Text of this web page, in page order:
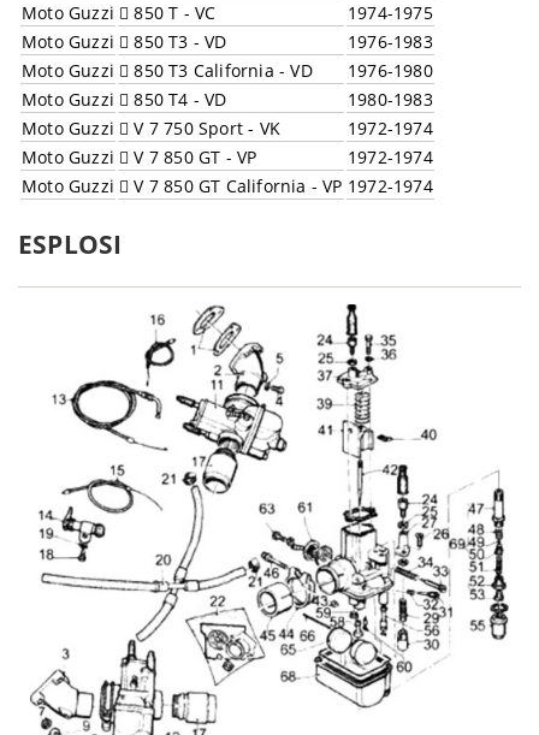
Moto Guzzi
850 T - VC
1974-1975
Moto Guzzi
850 T3 - VD
1976-1983
Moto Guzzi
850 T3 California - VD
1976-1980
Moto Guzzi
850 T4 - VD
1980-1983
Moto Guzzi
V 7 750 Sport - VK
1972-1974
Moto Guzzi
V 7 850 GT - VP
1972-1974
Moto Guzzi
V 7 850 GT California - VP 1972-1974
ESPLOSI